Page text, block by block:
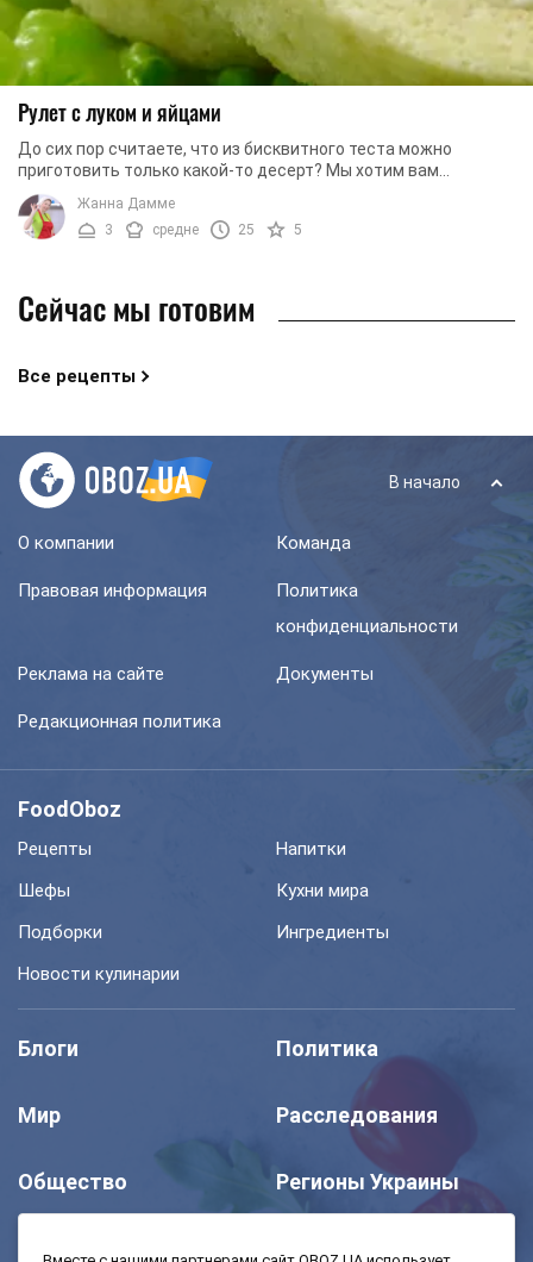
Рулет с луком и яйцами
До сих пор считаете, что из бисквитного теста можно
приготовить только какой-то десерт? Мы хотим вам
показать, что из бисквитного теста можно ...
Жанна Дамме
3
средне 25 5
Сейчас мы готовим
Все рецепты
В начало
О компании Команда
Правовая информация
Политика
конфиденциальности
Реклама на сайте Документы
Редакционная политика
FoodOboz
Рецепты
Напитки
Шефы
Кухни мира
Подборки
Ингредиенты
Новости кулинарии
Блоги Политика
Мир Расследования
Общество Регионы Украины